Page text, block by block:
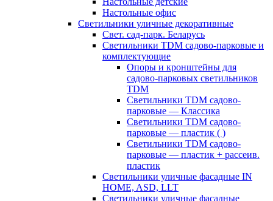
Настольные офис
Светильники уличные декоративные
Свет. сад-парк. Беларусь
Светильники TDM садово-парковые и
комплектующие
Опоры и кронштейны для
садово-парковых светильников
TDM
Светильники TDM садово-
парковые — Классика
Светильники TDM садово-
парковые — пластик ( )
Светильники TDM садово-
парковые — пластик + рассеив.
пластик
Светильники уличные фасадные IN
HOME, ASD, LLT
Светильники уличные фасадные